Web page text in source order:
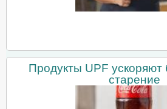
Продукты UPF ускоряют
старение